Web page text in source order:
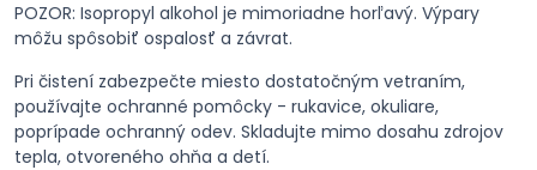
POZOR: Isopropyl alkohol je mimoriadne horľavý. Výpary
môžu spôsobiť ospalosť a závrat.
Pri čistení zabezpečte miesto dostatočným vetraním,
používajte ochranné pomôcky - rukavice, okuliare,
poprípade ochranný odev. Skladujte mimo dosahu zdrojov
tepla, otvoreného ohňa a detí.